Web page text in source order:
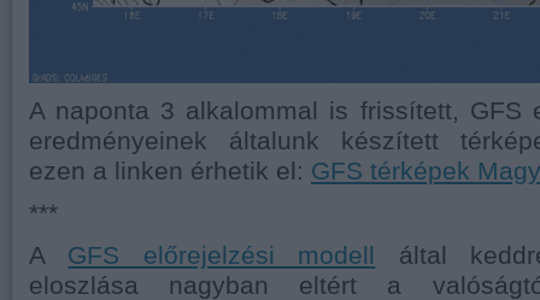
A naponta 3 alkalommal is frissített, GFS
eredményeinek általunk készített
ezen a linken érhetik el: GFS térképek
***
A GFS előrejelzési modell által
eloszlása nagyban eltért a